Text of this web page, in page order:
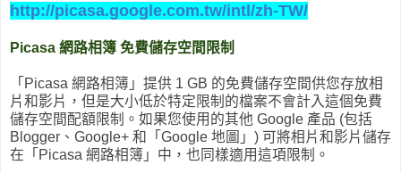
http://picasa.google.com.tw/intl/zh-TW/
Picasa 網路相簿 免費儲存空間限制
「Picasa 網路相簿」提供 1 GB 的免費儲存空間供您存放相
片和影片，但是大小低於特定限制的檔案不會計入這個免費
儲存空間配額限制。如果您使用的其他 Google 產品 (包括
Blogger、Google+ 和「Google 地圖」) 可將相片和影片儲存
在「Picasa 網路相簿」中，也同樣適用這項限制。